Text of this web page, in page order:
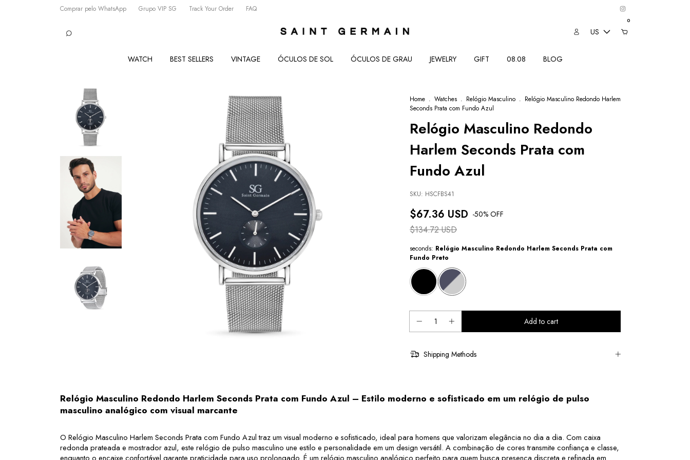
Comprar pelo WhatsApp Grupo VIP SG Track Your Order FAQ
US
0
WATCH BEST SELLERS VINTAGE ÓCULOS DE SOL ÓCULOS DE GRAU JEWELRY GIFT 08.08 BLOG
Home . Watches . Relógio Masculino . Relógio Masculino Redondo Harlem
Seconds Prata com Fundo Azul
Relógio Masculino Redondo
Harlem Seconds Prata com
Fundo Azul
SKU: HSCFBS41
$67.36 USD -50% OFF
$134.72 USD
seconds: Relógio Masculino Redondo Harlem Seconds Prata com
Fundo Preto
Shipping Methods
Relógio Masculino Redondo Harlem Seconds Prata com Fundo Azul – Estilo moderno e sofisticado em um relógio de pulso
masculino analógico com visual marcante
O Relógio Masculino Harlem Seconds Prata com Fundo Azul traz um visual moderno e sofisticado, ideal para homens que valorizam elegância no dia a dia. Com caixa
redonda prateada e mostrador azul, este relógio de pulso masculino une estilo e personalidade em um design versátil. A combinação de cores transmite confiança e classe,
enquanto o encaixe confortável garante praticidade para uso prolongado. É um relógio masculino analógico perfeito para quem busca presença discreta e refinada em